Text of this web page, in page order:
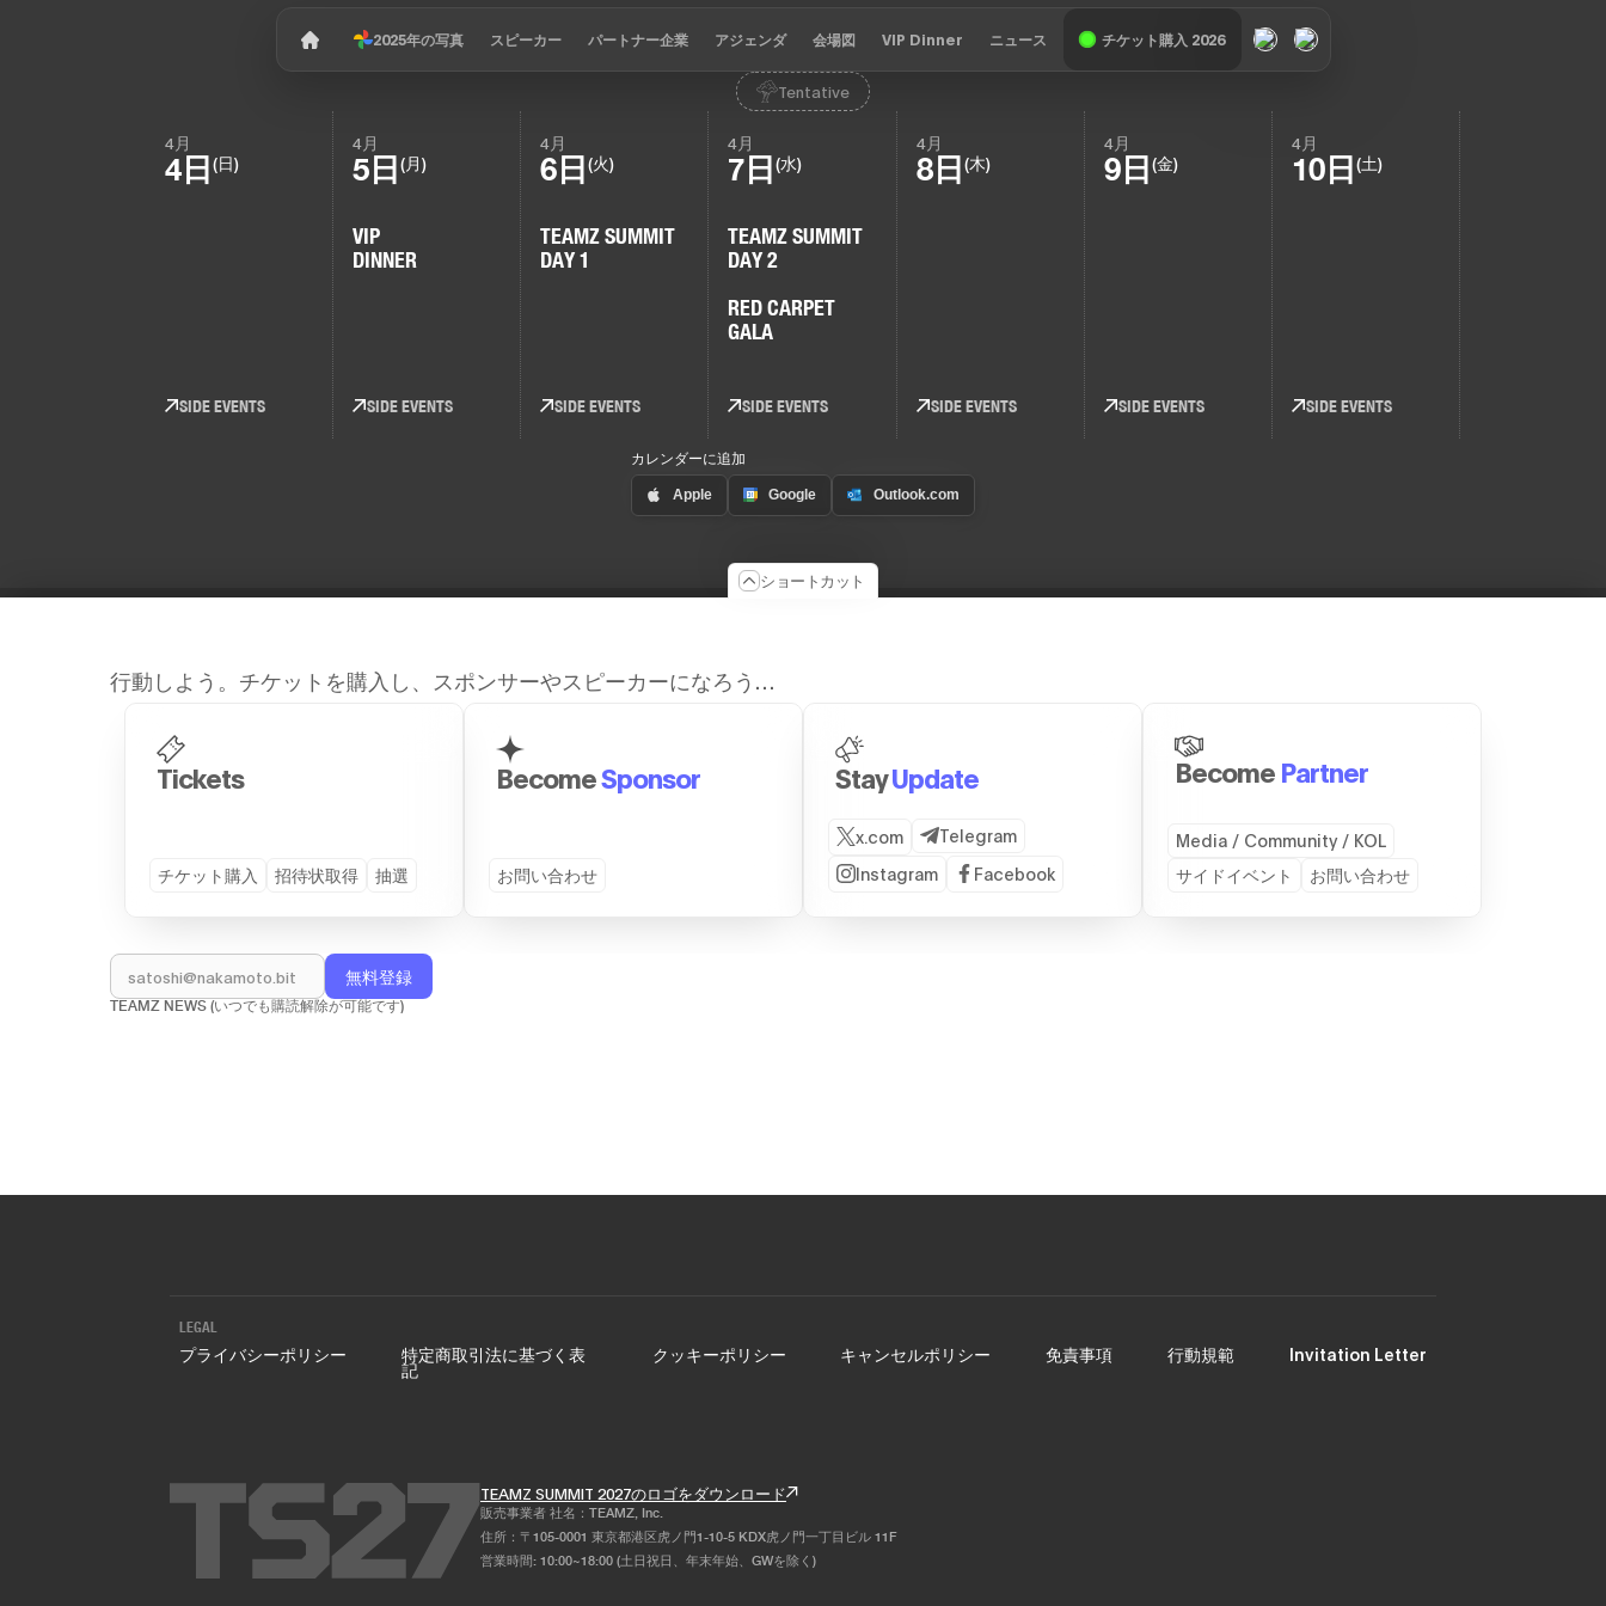
2025年の写真 スピーカー パートナー企業 アジェンダ 会場図 VIP Dinner ニュース チケット購入 2026
ショートカット
行動しよう。チケットを購入し、スポンサーやスピーカーになろう…
Tickets
チケット購入 招待状取得 抽選
BecomeSponsor
お問い合わせ
StayUpdate
x.com
Telegram
Instagram
Facebook
Become Partner
Media / Community / KOL
サイドイベント
お問い合わせ
TEAMZ NEWS (いつでも購読解除が可能です)
Tentative
4月
4日 (日)
SIDE EVENTS
4月
5日(月)
VIP
DINNER
SIDE EVENTS
4月
6日(火)
TEAMZ SUMMIT
DAY 1
SIDE EVENTS
4月
7日(水)
TEAMZ SUMMIT
DAY 2
RED CARPET
GALA
SIDE EVENTS
4月
8日 (木)
SIDE EVENTS
4月
9日 (金)
SIDE EVENTS
4月
10日 (土)
SIDE EVENTS
カレンダーに追加
Site Map
トップページ
スピーカー
プログラム (TS26)
VIP Dinner
LEGAL
プライバシーポリシー 特定商取引法に基づく表
記
クッキーポリシー キャンセルポリシー 免責事項 行動規範 Invitation Letter
TEAMZ SUMMIT 2027のロゴをダウンロード
販売事業者 社名：TEAMZ, Inc.
住所：〒105-0001 東京都港区虎ノ門1-10-5 KDX虎ノ門一丁目ビル 11F
営業時間: 10:00~18:00 (土日祝日、年末年始、GWを除く)